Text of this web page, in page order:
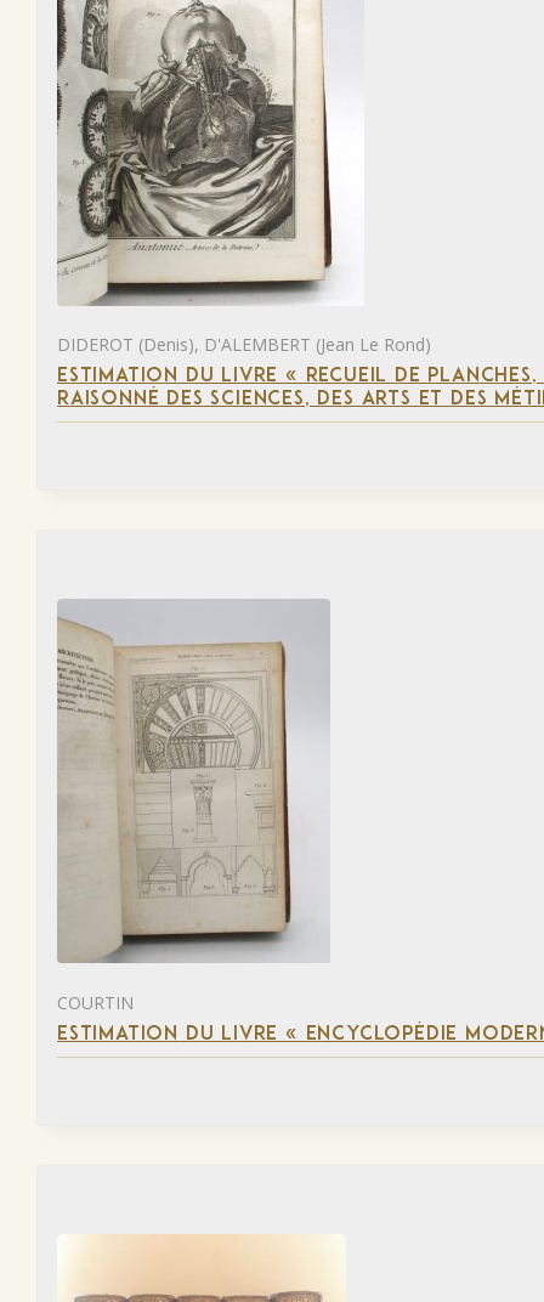
DIDEROT (Denis), D'ALEMBERT (Jean Le Rond)
ESTIMATION DU LIVRE « RECUEIL DE
RAISONNÉ DES SCIENCES, DES ARTS ET DES
COURTIN
ESTIMATION DU LIVRE « ENCYCLOPÉDIE